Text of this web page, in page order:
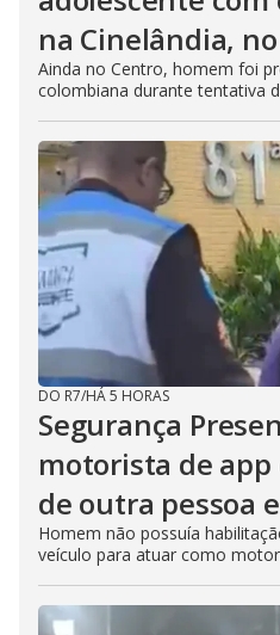
na Cinelândia,
Ainda no Centro, homem foi
colombiana durante tentativa
DO R7/HÁ 5 HORAS
Segurança
motorista de app
de outra pessoa
Homem não possuía
veículo para atuar como